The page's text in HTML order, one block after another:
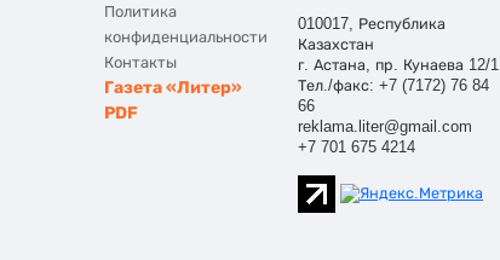
Политика
конфиденциальности
Контакты
Газета «Литер»
PDF
010017, Республика
Казахстан
г. Астана, пр. Кунаева 12/1
Тел./факс: +7 (7172) 76 84
66
reklama.liter@gmail.com
+7 701 675 4214